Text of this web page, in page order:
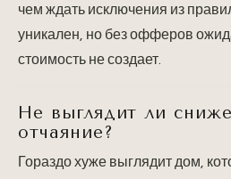
чем ждать исключения из
уникален, но без офферов
стоимость не создает.
Не выглядит ли
отчаяние?
Гораздо хуже выглядит дом,